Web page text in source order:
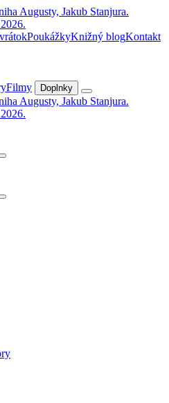
PoukážkyKnižný blogKontakt
Filmy Doplnky